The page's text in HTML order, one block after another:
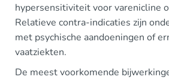
hypersensitiviteit voor varenicline
Relatieve contra-indicaties zijn
met psychische aandoeningen of
vaatziekten.
De meest voorkomende